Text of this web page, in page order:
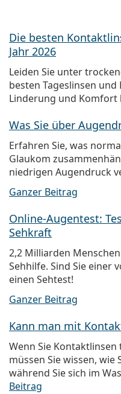
Die besten
Jahr 2026
Leiden Sie unter
besten Tageslinsen
Linderung und Komfort
Was Sie über
Erfahren Sie, was
Glaukom
niedrigen Augendruck
Ganzer Beitrag
Online-Augentest:
Sehkraft
2,2 Milliarden
Sehhilfe. Sind Sie einer
einen Sehtest!
Ganzer Beitrag
Kann man mit
Wenn Sie
müssen Sie wissen, wie
während Sie sich im
Beitrag